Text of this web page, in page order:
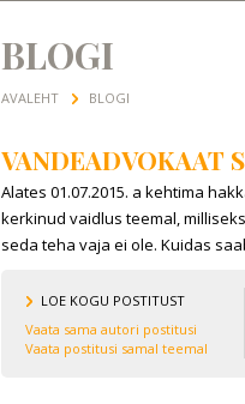
BLOGI
AVALEHT BLOGI
VANDEADVOKAAT
Alates 01.07.2015. a kehtima
kerkinud vaidlus teemal,
seda teha vaja ei ole. Kuidas
LOE KOGU POSTITUST
Vaata sama autori postitusi
Vaata postitusi samal teemal